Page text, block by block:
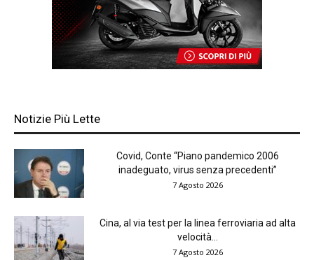
Notizie Più Lette
Covid, Conte “Piano pandemico 2006
inadeguato, virus senza precedenti”
7 Agosto 2026
Cina, al via test per la linea ferroviaria ad alta
velocità...
7 Agosto 2026